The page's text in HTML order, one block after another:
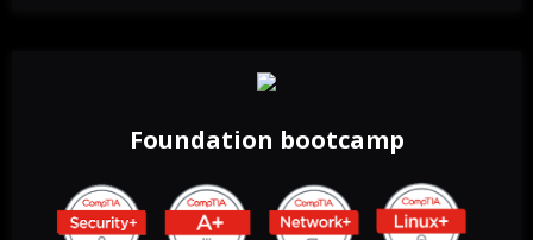
Foundation bootcamp